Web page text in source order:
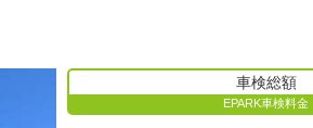
車検総額
EPARK車検料金